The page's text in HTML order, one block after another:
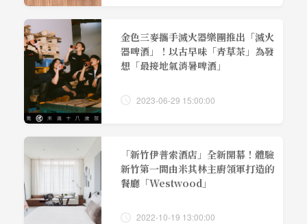
金色三麥攜手滅火器樂團推出「滅火
器啤酒」！以古早味「青草茶」為發
想「最接地氣消暑啤酒」
2023-06-29 15:00:00
「新竹伊普索酒店」全新開幕！體驗
新竹第一間由米其林主廚領軍打造的
餐廳「Westwood」
2022-10-19 13:00:00